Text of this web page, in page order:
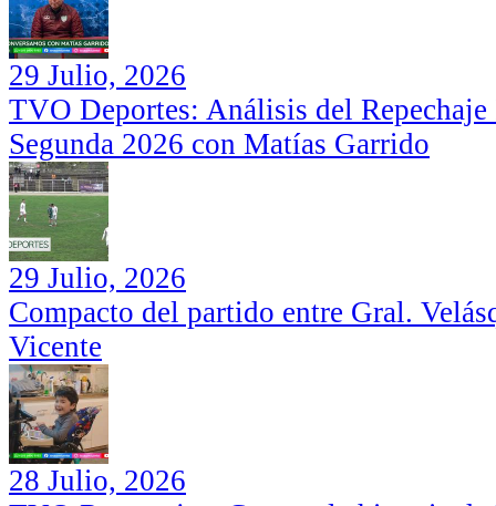
29 Julio, 2026
TVO Deportes: Análisis del
Segunda 2026 con Matías Garrido
29 Julio, 2026
Compacto del partido entre Gral.
Vicente
28 Julio, 2026